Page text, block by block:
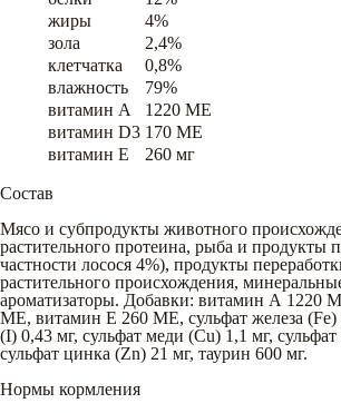
жиры
4%
зола
2,4%
клетчатка
0,8%
влажность
79%
витамин A
1220 ME
витамин D3 170 ME
витамин E
260 мг
Состав
Мясо и субпродукты животного
растительного протеина, рыба и продукты
частности лосося 4%), продукты
растительного происхождения,
ароматизаторы. Добавки: витамин А 1220
МЕ, витамин Е 260 МЕ, сульфат железа (Fe)
(I) 0,43 мг, сульфат меди (Cu) 1,1 мг,
сульфат цинка (Zn) 21 мг, таурин 600 мг.
Нормы кормления